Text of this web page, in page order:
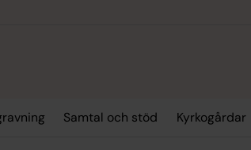
Samtal och stöd Kyrkogårdar